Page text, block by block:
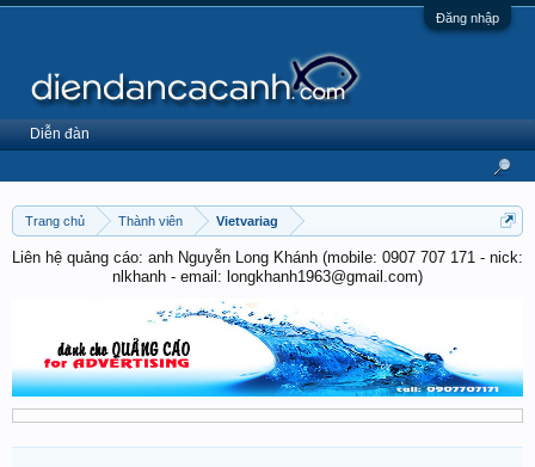
Đăng nhập
Trang chủ Thành viên Vietvariag
Liên hệ quảng cáo: anh Nguyễn Long Khánh (mobile: 0907 707 171 - nick:
nlkhanh - email: longkhanh1963@gmail.com)
Diễn đàn